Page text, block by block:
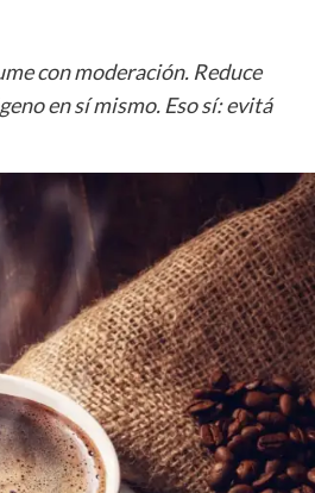
con moderación. Reduce
en sí mismo. Eso sí: evitá